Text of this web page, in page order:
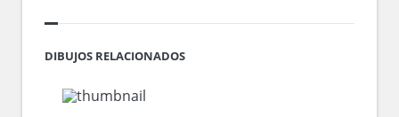
DIBUJOS RELACIONADOS